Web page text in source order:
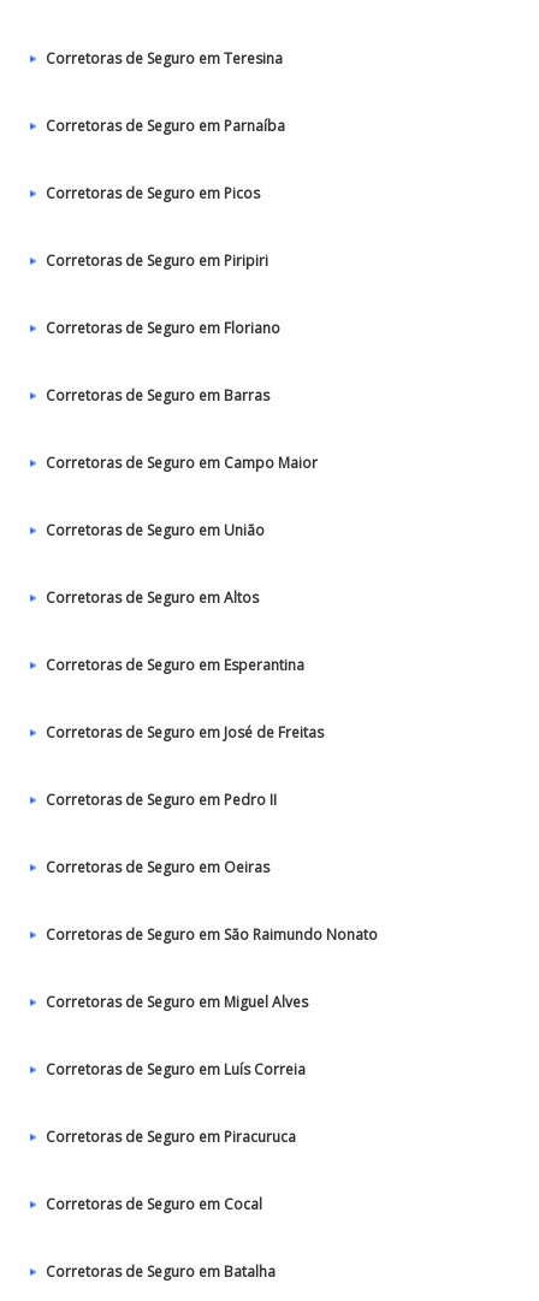
Corretoras de Seguro em Teresina
Corretoras de Seguro em Parnaíba
Corretoras de Seguro em Picos
Corretoras de Seguro em Piripiri
Corretoras de Seguro em Floriano
Corretoras de Seguro em Barras
Corretoras de Seguro em Campo Maior
Corretoras de Seguro em União
Corretoras de Seguro em Altos
Corretoras de Seguro em Esperantina
Corretoras de Seguro em José de Freitas
Corretoras de Seguro em Pedro II
Corretoras de Seguro em Oeiras
Corretoras de Seguro em São Raimundo Nonato
Corretoras de Seguro em Miguel Alves
Corretoras de Seguro em Luís Correia
Corretoras de Seguro em Piracuruca
Corretoras de Seguro em Cocal
Corretoras de Seguro em Batalha